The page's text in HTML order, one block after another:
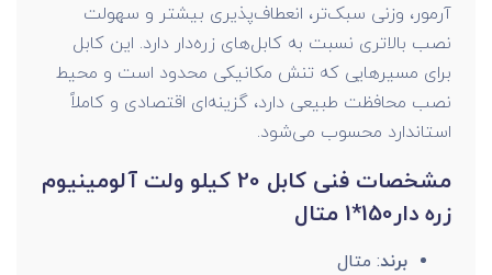
آرمور، وزنی سبک‌تر، انعطاف‌پذیری بیشتر و سهولت
نصب بالاتری نسبت به کابل‌های زره‌دار دارد. این کابل
برای مسیرهایی که تنش مکانیکی محدود است و محیط
نصب محافظت طبیعی دارد، گزینه‌ای اقتصادی و کاملاً
استاندارد محسوب می‌شود.
مشخصات فنی کابل 20 کیلو ولت آلومینیوم
زره دار150*1 متال
برند: متال